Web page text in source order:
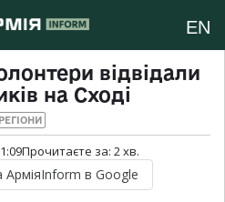
EN
відвідали
на Сході
РЕГІОНИ
Прочитаєте за: 2хв.
АрміяInform в Google